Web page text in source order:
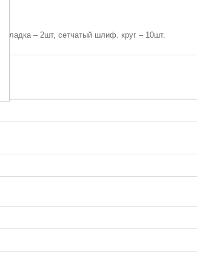
– 2шт, сетчатый шлиф. круг – 10шт.